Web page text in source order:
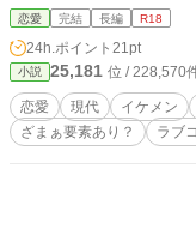
愛げがなく意地っ張りなOL
途端に暴走を始めた男の、両想いに
です、ご注意ください。 他
です。
恋愛 完結 長編 R18
24h.ポイント 21pt
小説 25,181 位 / 228,570
恋愛 現代 イケメン
ざまぁ要素あり？
ラブ